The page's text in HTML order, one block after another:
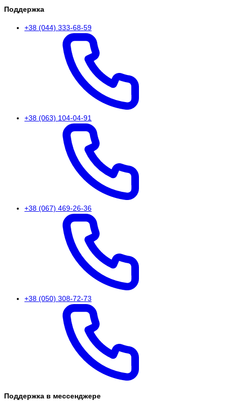
Поддержка
+38 (044) 333-68-59
+38 (063) 104-04-91
+38 (067) 469-26-36
+38 (050) 308-72-73
Поддержка в мессенджере